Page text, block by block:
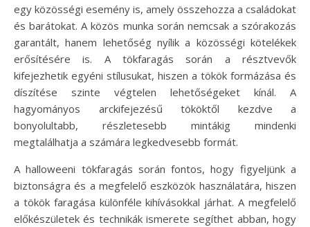
egy közösségi esemény is, amely összehozza a családokat
és barátokat. A közös munka során nemcsak a szórakozás
garantált, hanem lehetőség nyílik a közösségi kötelékek
erősítésére is. A tökfaragás során a résztvevők
kifejezhetik egyéni stílusukat, hiszen a tökök formázása és
díszítése szinte végtelen lehetőségeket kínál. A
hagyományos arckifejezésű tököktől kezdve a
bonyolultabb, részletesebb mintákig mindenki
megtalálhatja a számára legkedvesebb formát.
A halloweeni tökfaragás során fontos, hogy figyeljünk a
biztonságra és a megfelelő eszközök használatára, hiszen
a tökök faragása különféle kihívásokkal járhat. A megfelelő
előkészületek és technikák ismerete segíthet abban, hogy